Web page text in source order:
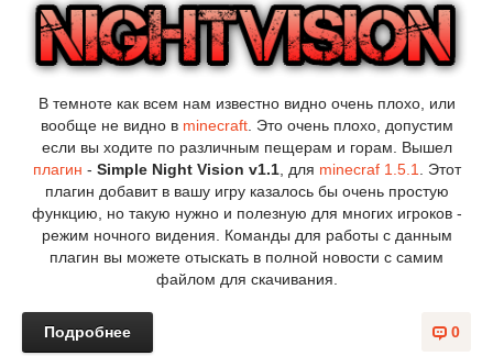
В темноте как всем нам известно видно очень плохо, или
вообще не видно в minecraft. Это очень плохо, допустим
если вы ходите по различным пещерам и горам. Вышел
плагин - Simple Night Vision v1.1, для minecraf 1.5.1. Этот
плагин добавит в вашу игру казалось бы очень простую
функцию, но такую нужно и полезную для многих игроков -
режим ночного видения. Команды для работы с данным
плагин вы можете отыскать в полной новости с самим
файлом для скачивания.
0
Подробнее